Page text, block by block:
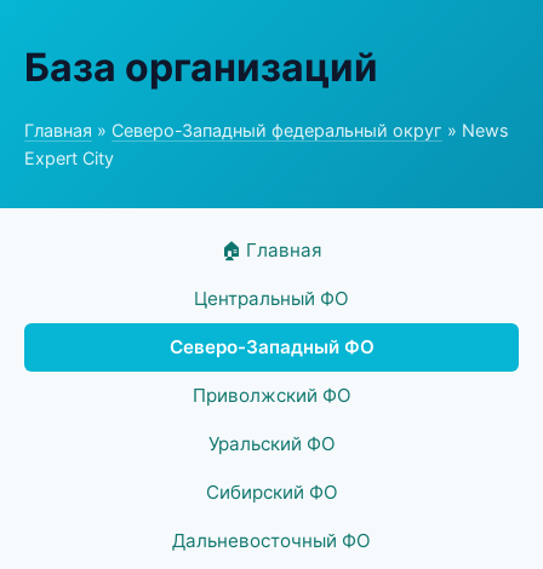
База организаций
Главная » Северо-Западный федеральный округ » News
Expert City
🏠 Главная
Центральный ФО
Северо-Западный ФО
Приволжский ФО
Уральский ФО
Сибирский ФО
Дальневосточный ФО